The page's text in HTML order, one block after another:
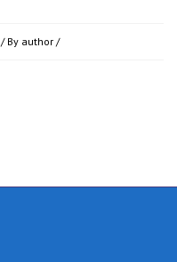
/ By author /